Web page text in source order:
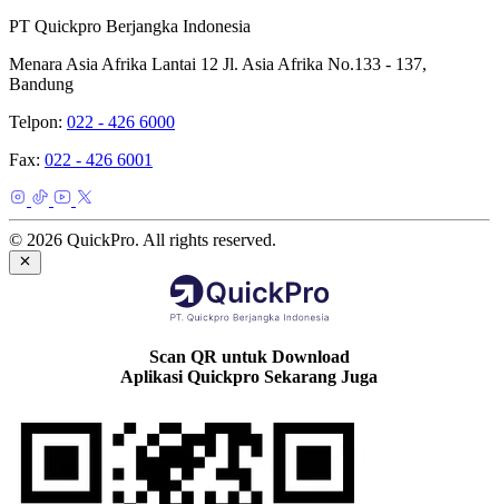
PT Quickpro Berjangka Indonesia
Menara Asia Afrika Lantai 12 Jl. Asia Afrika No.133 - 137,
Bandung
Telpon: 022 - 426 6000
Fax: 022 - 426 6001
© 2026 QuickPro. All rights reserved.
Scan QR untuk Download
Aplikasi Quickpro Sekarang Juga